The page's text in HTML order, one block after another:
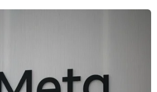
tăng từ thanh toán Số